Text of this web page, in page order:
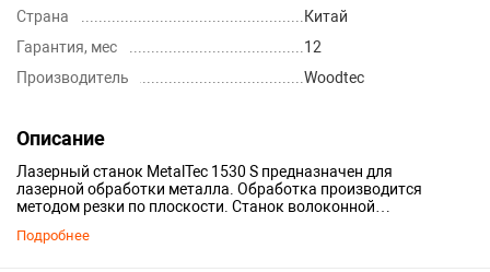
Страна
Китай
Гарантия, мес
12
Производитель
Woodtec
Описание
Лазерный станок MetalTec 1530 S предназначен для
лазерной обработки металла. Обработка производится
методом резки по плоскости. Станок волоконной
высокотехнологичное оборудование, сочетающее
Подробнее